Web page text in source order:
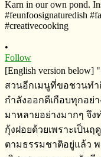
•
Follow
[English version
สวนอีกเมนู​ที่ขอชวนท
กำลังออกดีเกือบทุกอย่
มาหลายอย่างมากๆ​ จึง
กุ้งฝอยด้วยเพราะเป็น
ตาม​ธรรมชาติ​อยู่แล้ว​